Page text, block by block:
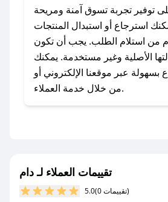
دام؟
وخصومات حصرية، قم بما
يلي:
- اضغط على أيقونة متابعة لمتجر دام في تطبيق
صحصح.
- تابع حسابنا الرسمي على تويتر وقم بتفعيل زر
ووفّر على كل مشترياتك مع
توفير تجربة تسوق آمنة ومريحة
استرجاع أو استبدال المنتجات
خلال 7 أيام من استلام الطلب. يجب أن تكون
الأصلية وغير مستخدمة. يمكنك
بسهولة عبر موقعنا الإلكتروني أو
من خلال خدمة العملاء.
تقييمات العملاء لـ دام
5.0 (0 تقييمات)